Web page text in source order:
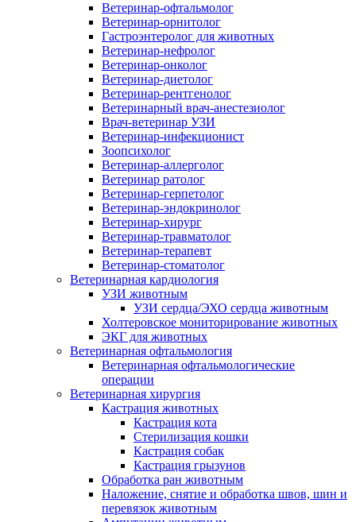
Ветеринар-офтальмолог
Ветеринар-орнитолог
Гастроэнтеролог для животных
Ветеринар-нефролог
Ветеринар-онколог
Ветеринар-диетолог
Ветеринар-рентгенолог
Ветеринарный врач-анестезиолог
Врач-ветеринар УЗИ
Ветеринар-инфекционист
Зоопсихолог
Ветеринар-аллерголог
Ветеринар ратолог
Ветеринар-герпетолог
Ветеринар-эндокринолог
Ветеринар-хирург
Ветеринар-травматолог
Ветеринар-терапевт
Ветеринар-стоматолог
Ветеринарная кардиология
УЗИ животным
УЗИ сердца/ЭХО сердца животным
Холтеровское мониторирование животных
ЭКГ для животных
Ветеринарная офтальмология
Ветеринарная офтальмологические
операции
Ветеринарная хирургия
Кастрация животных
Кастрация кота
Стерилизация кошки
Кастрация собак
Кастрация грызунов
Обработка ран животным
Наложение, снятие и обработка швов, шин и
перевязок животным